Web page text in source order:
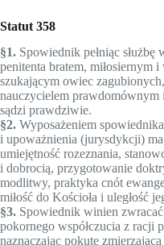
Statut 358
§1. Spowiednik pełniąc
penitenta bratem, miłosiernym i
szukającym owiec
nauczycielem
sądzi prawdziwie.
§2. Wyposażeniem
i upoważnienia (jurysdykcji)
umiejętność rozeznania,
i dobrocią, przygotowanie
modlitwy, praktyka cnót
miłość do Kościoła i uległość
§3. Spowiednik winien
pokornego współczucia z racji
naznaczając pokutę